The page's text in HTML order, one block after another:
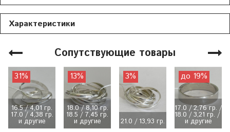
Характеристики
Сопутствующие товары
16.5 / 4,01 гр.
17.0 / 4,38 гр.
и другие
31%
18.0 / 8,10 гр.
18.5 / 7,45 гр.
и другие
13%
21.0 / 13,93 гр.
3%
17.0 / 2,76 гр. /
18.0 / 3,21 гр. /
и другие
до 19%